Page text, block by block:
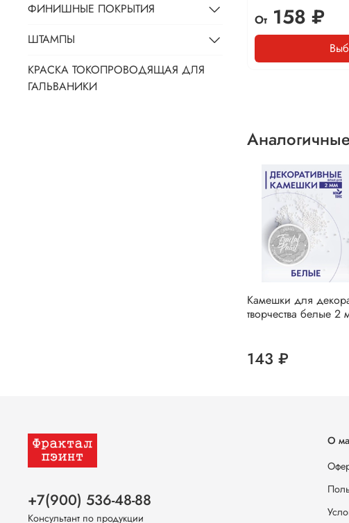
От158 ₽
Камешки для
творчества белые 2
143 ₽
ФИНИШНЫЕ ПОКРЫТИЯ
ШТАМПЫ
КРАСКА ТОКОПРОВОДЯЩАЯ ДЛЯ
ГАЛЬВАНИКИ
О
+7(900) 536-48-88
Консультант по продукции